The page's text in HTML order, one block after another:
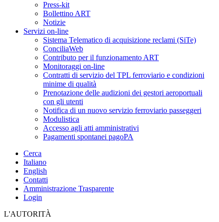
Press-kit
Bollettino ART
Notizie
Servizi on-line
Sistema Telematico di acquisizione reclami (SiTe)
ConciliaWeb
Contributo per il funzionamento ART
Monitoraggi on-line
Contratti di servizio del TPL ferroviario e condizioni
minime di qualità
Prenotazione delle audizioni dei gestori aeroportuali
con gli utenti
Notifica di un nuovo servizio ferroviario passeggeri
Modulistica
Accesso agli atti amministrativi
Pagamenti spontanei pagoPA
Cerca
Italiano
English
Contatti
Amministrazione Trasparente
Login
L'AUTORITÀ